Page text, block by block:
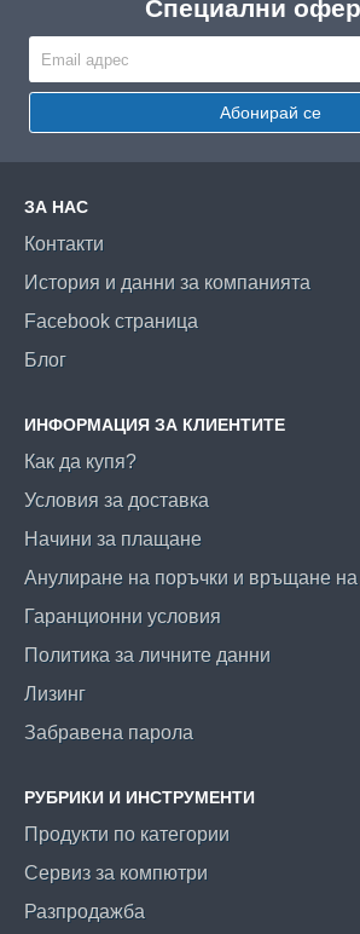
Специални
Абонирай се
ЗА НАС
Контакти
История и данни за компанията
Facebook страница
Блог
ИНФОРМАЦИЯ ЗА КЛИЕНТИТЕ
Как да купя?
Условия за доставка
Начини за плащане
Анулиране на поръчки и връщане на
Гаранционни условия
Политика за личните данни
Лизинг
Забравена парола
РУБРИКИ И ИНСТРУМЕНТИ
Продукти по категории
Сервиз за компютри
Разпродажба